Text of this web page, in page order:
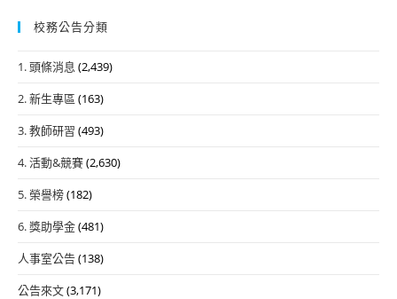
校務公告分類
1. 頭條消息 (2,439)
2. 新生專區 (163)
3. 教師研習 (493)
4. 活動&競賽(2,630)
5. 榮譽榜(182)
6. 獎助學金(481)
人事室公告(138)
公告來文(3,171)